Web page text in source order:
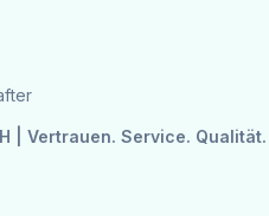
QUALITÄT.
| Vertrauen. Service. Qualität.